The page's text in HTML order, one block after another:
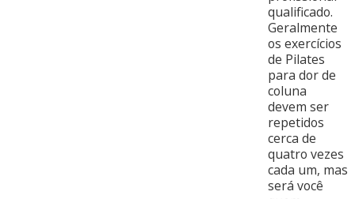
qualificado.
Geralmente
os exercícios
de Pilates
para dor de
coluna
devem ser
repetidos
cerca de
quatro vezes
cada um, mas
será você